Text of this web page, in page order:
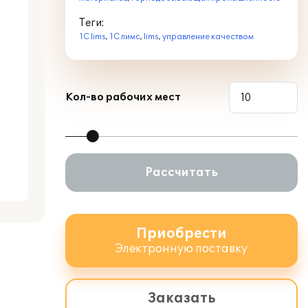
Теги:
1C lims, 1С лимс, lims, управление качеством
Кол-во рабочих мест
Рассчитать
Приобрести
Электронную поставку
Заказать